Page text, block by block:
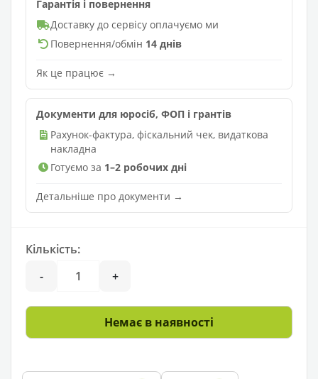
Гарантія і повернення
Доставку до сервісу оплачуємо ми
Повернення/обмін 14 днів
Як це працює →
Документи для юросіб, ФОП і грантів
Рахунок-фактура, фіскальний чек, видаткова
накладна
Готуємо за 1–2 робочих дні
Детальніше про документи →
Кількість:
-
+
Немає в наявності